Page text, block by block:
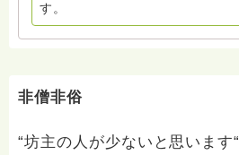
す。
非僧非俗
“坊主の人が少ないと思います“